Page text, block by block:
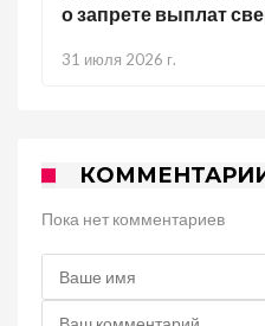
о запрете выплат
31 июля 2026 г.
Пока нет комментариев